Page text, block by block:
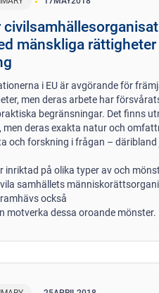
mänskliga rättigheter
i EU är avgörande för
men deras arbete har
begränsningar. Det finns
men deras exakta natur och
och forskning i frågan –
inriktad på olika typer av och
samhällets
också
motverka dessa oroande mönster.